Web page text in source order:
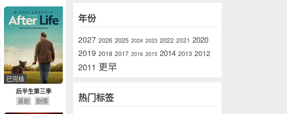
情
冒险
后半生第三季
已完结
喜剧 剧情
年份
2027 2026 2025 2024 2023 2022 2021 2020
2019 2018 2017 2016 2015 2014 2013 2012
2011 更早
热门标签